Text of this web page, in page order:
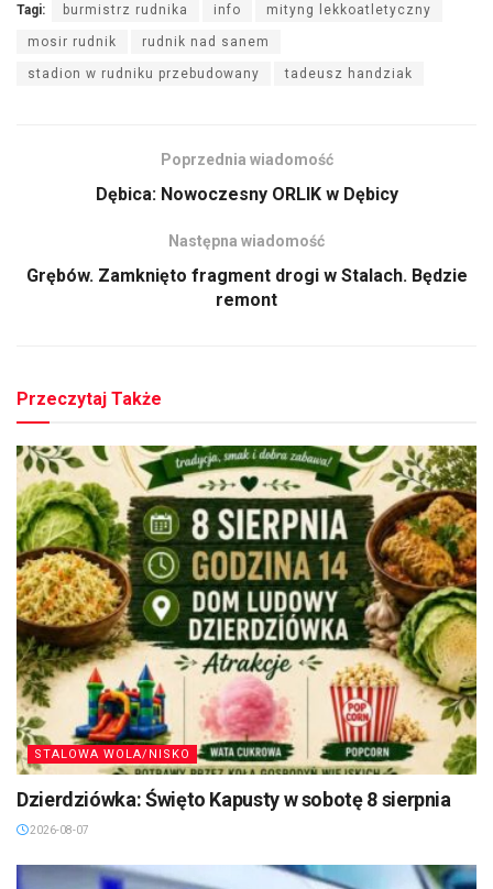
Tagi: burmistrz rudnika info mityng lekkoatletyczny
mosir rudnik rudnik nad sanem
stadion w rudniku przebudowany tadeusz handziak
Poprzednia wiadomość
Dębica: Nowoczesny ORLIK w Dębicy
Następna wiadomość
Grębów. Zamknięto fragment drogi w Stalach. Będzie
remont
Przeczytaj Także
STALOWA WOLA/NISKO
Dzierdziówka: Święto Kapusty w sobotę 8 sierpnia
2026-08-07